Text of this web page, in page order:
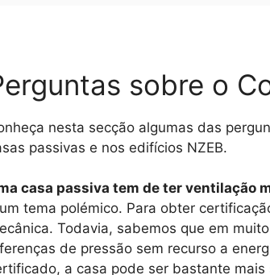
sobre o
nesta secção algumas das
passivas e nos edifícios NZEB.
casa passiva tem de ter ventilação
tema polémico. Para obter
Todavia, sabemos que em
de pressão sem recurso a
a casa pode ser bastante mais